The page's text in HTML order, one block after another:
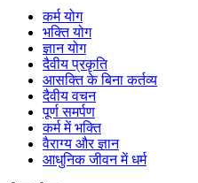
कर्म योग
भक्ति योग
ज्ञान योग
दैवीय प्रकृति
आसक्ति के बिना कर्तव्य
दैवीय वचन
पूर्ण समर्पण
कर्म में भक्ति
वैराग्य और ज्ञान
आधुनिक जीवन में धर्म